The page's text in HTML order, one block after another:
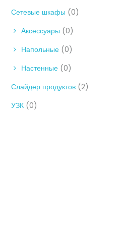
Сетевые шкафы (0)
Аксессуары (0)
Напольные (0)
Настенные (0)
Слайдер продуктов (2)
УЗК (0)